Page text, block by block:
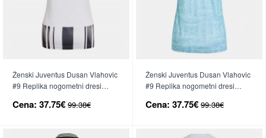
Ženski Juventus Dusan Vlahovic
#9 Replika nogometni dresi
Cena: 37.75€ 99.38€
Ženski Juventus Dusan Vlahovic
#9 Replika nogometni dresi
Cena: 37.75€ 99.38€